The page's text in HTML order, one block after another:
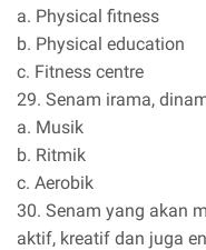
a. Physical fitness
b. Physical education
c. Fitness centre
29. Senam irama,
a. Musik
b. Ritmik
c. Aerobik
30. Senam yang akan
aktif, kreatif dan juga